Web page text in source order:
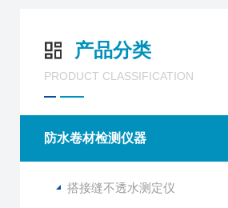
产品分类
PRODUCT CLASSIFICATION
防水卷材检测仪器
搭接缝不透水测定仪